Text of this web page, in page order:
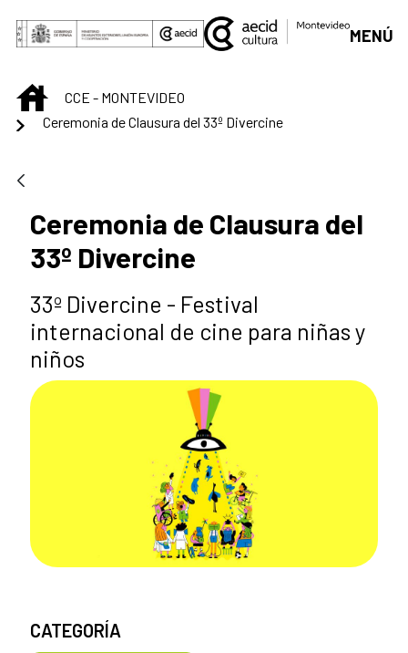
Saut au contenu principal
MENÚ
INICIOCCE - MONTEVIDEO
Ceremonia de Clausura del 33º Divercine
Ceremonia de Clausura del
33º Divercine
33º Divercine - Festival
internacional de cine para niñas y
niños
CATEGORÍA